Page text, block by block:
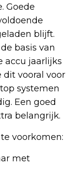
Goede
blijft.
basis van
accu jaarlijks
dit vooral voor
systemen
Een goed
belangrijk.
voorkomen:
met